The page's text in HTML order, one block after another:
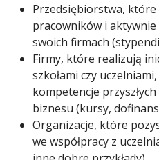
Przedsiębiorstwa,
pracowników i
swoich firmach
Firmy, które realizują
szkołami czy
kompetencje
biznesu (kursy,
Organizacje, które
we współpracy z